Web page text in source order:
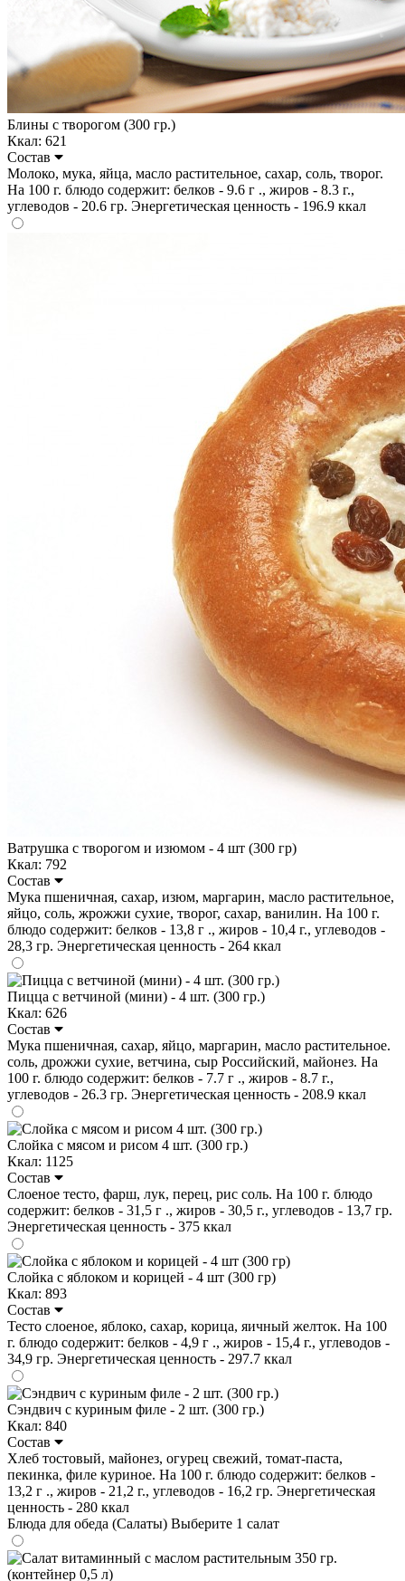
Блины с творогом (300 гр.)
Ккал: 621
Состав
Молоко, мука, яйца, масло растительное, сахар, соль, творог.
На 100 г. блюдо содержит: белков - 9.6 г ., жиров - 8.3 г.,
углеводов - 20.6 гр. Энергетическая ценность - 196.9 ккал
Ватрушка с творогом и изюмом - 4 шт (300 гр)
Ккал: 792
Состав
Мука пшеничная, сахар, изюм, маргарин, масло растительное,
яйцо, соль, жрожжи сухие, творог, сахар, ванилин. На 100 г.
блюдо содержит: белков - 13,8 г ., жиров - 10,4 г., углеводов -
28,3 гр. Энергетическая ценность - 264 ккал
Пицца с ветчиной (мини) - 4 шт. (300 гр.)
Ккал: 626
Состав
Мука пшеничная, сахар, яйцо, маргарин, масло растительное.
соль, дрожжи сухие, ветчина, сыр Российский, майонез. На
100 г. блюдо содержит: белков - 7.7 г ., жиров - 8.7 г.,
углеводов - 26.3 гр. Энергетическая ценность - 208.9 ккал
Слойка с мясом и рисом 4 шт. (300 гр.)
Ккал: 1125
Состав
Слоеное тесто, фарш, лук, перец, рис соль. На 100 г. блюдо
содержит: белков - 31,5 г ., жиров - 30,5 г., углеводов - 13,7 гр.
Энергетическая ценность - 375 ккал
Слойка с яблоком и корицей - 4 шт (300 гр)
Ккал: 893
Состав
Тесто слоеное, яблоко, сахар, корица, яичный желток. На 100
г. блюдо содержит: белков - 4,9 г ., жиров - 15,4 г., углеводов -
34,9 гр. Энергетическая ценность - 297.7 ккал
Сэндвич с куриным филе - 2 шт. (300 гр.)
Ккал: 840
Состав
Хлеб тостовый, майонез, огурец свежий, томат-паста,
пекинка, филе куриное. На 100 г. блюдо содержит: белков -
13,2 г ., жиров - 21,2 г., углеводов - 16,2 гр. Энергетическая
ценность - 280 ккал
Блюда для обеда (Салаты) Выберите 1 салат